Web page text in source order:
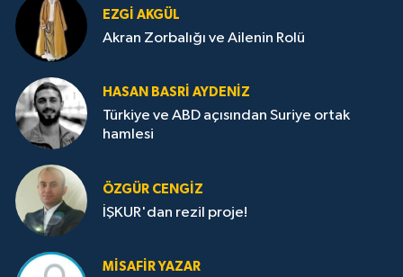
EZGI AKGÜL
Akran Zorbalığı ve Ailenin Rolü
HASAN BASRI AYDENIZ
Türkiye ve ABD açısından Suriye ortak
hamlesi
ÖZGÜR CENGIZ
İŞKUR'dan rezil proje!
MISAFIR YAZAR